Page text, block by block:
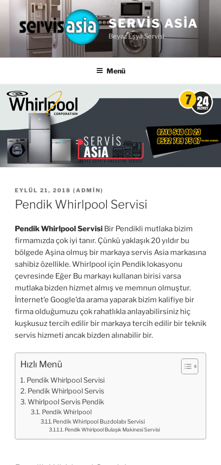
SERVIS ASIA
Beyaz Eşya Servisi
Menü
YAYIM
TARIHI
EYLÜL 21, 2018 ( ADMIN)
Pendik Whirlpool Servisi
Pendik Whirlpool Servisi Bir Pendikli mutlaka bizim
firmamızda çok iyi tanır. Çünkü yaklaşık 20 yıldır bu
bölgede Aşina olmuş bir markaya servis Asia markasına
sahibiz özellikle. Whirlpool için Pendik lokasyonu
çevresinde Eğer Bu markayı kullanan birisi varsa
mutlaka bizden hizmet almış ve memnun olmuştur.
İnternet’e Google’da arama yaparak bizim kalifiye bir
firma olduğumuzu çok rahatlıkla anlayabilirsiniz hiç
kuşkusuz tercih edilir bir markaya tercih edilir bir teknik
servis hizmeti ancak bizden alınabilir bir.
Hızlı Menü
Pendik Whirlpool Servisi
Pendik Whirlpool Servis
Whirlpool Servis Pendik
Pendik Whirlpool
Pendik Whirlpool Buzdolabı Servisi
Pendik Whirlpool Bulaşık Makinesi Servisi